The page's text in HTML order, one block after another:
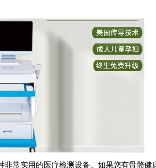
常实用的医疗检测设备。如果您有骨骼